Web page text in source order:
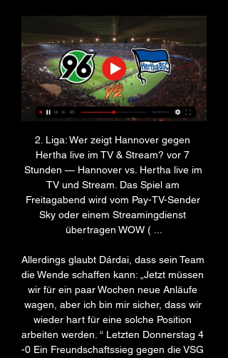
2. Liga: Wer zeigt Hannover gegen
Hertha live im TV & Stream? vor 7
Stunden — Hannover vs. Hertha live im
TV und Stream. Das Spiel am
Freitagabend wird vom Pay-TV-Sender
Sky oder einem Streamingdienst
übertragen WOW ( ...
Allerdings glaubt Dárdai, dass sein Team
die Wende schaffen kann: „Jetzt müssen
wir für ein paar Wochen neue Anläufe
wagen, aber ich bin mir sicher, dass wir
wieder hart für eine solche Position
arbeiten werden. “ Letzten Donnerstag 4
-0 Ein Freundschaftssieg gegen die VSG